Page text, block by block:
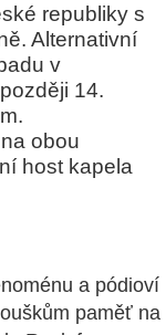
republiky s
Alternativní
v
14.
obou
host kapela
a pódioví
paměť na